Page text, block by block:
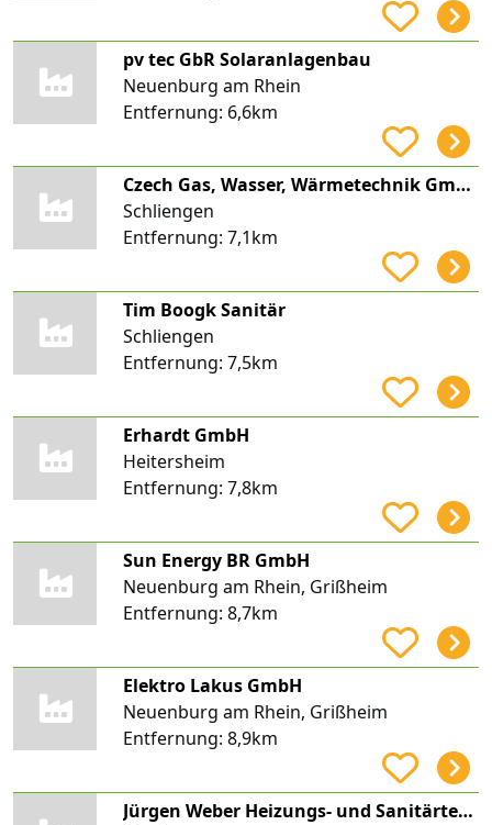
pv tec GbR Solaranlagenbau
Neuenburg am Rhein
Entfernung: 6,6km
Czech Gas, Wasser, Wärmetechnik GmbH & Co. KG
Schliengen
Entfernung: 7,1km
Tim Boogk Sanitär
Schliengen
Entfernung: 7,5km
Erhardt GmbH
Heitersheim
Entfernung: 7,8km
Sun Energy BR GmbH
Neuenburg am Rhein, Grißheim
Entfernung: 8,7km
Elektro Lakus GmbH
Neuenburg am Rhein, Grißheim
Entfernung: 8,9km
Jürgen Weber Heizungs- und Sanitärtechnik